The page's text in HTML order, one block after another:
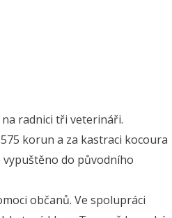
radnici tři veterináři.
korun a za kastraci kocoura
do původního
občanů. Ve spolupráci